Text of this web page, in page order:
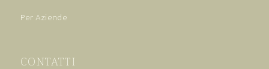
Per Aziende
CONTATTI